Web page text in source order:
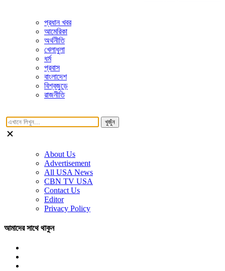
প্রধান খবর
আমেরিকা
অর্থনীতি
খেলাধুলা
ধর্ম
প্রবাস
বাংলাদেশ
বিশ্বজুড়ে
রাজনীতি
খুজুঁন
About Us
Advertisement
All USA News
CBN TV USA
Contact Us
Editor
Privacy Policy
আমাদের সাথে থাকুন